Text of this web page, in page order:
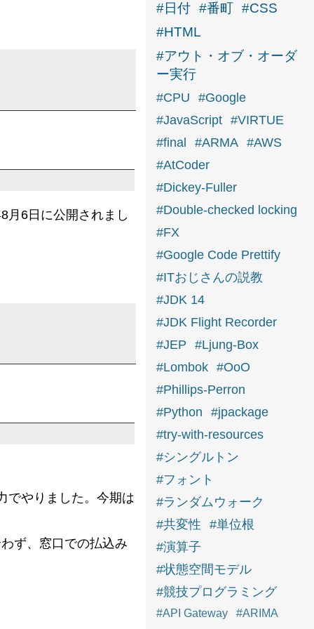
月6日に公開されまし
でやりました。今期は
ず、窓口での払込み
#日付 #番町 #CSS
#HTML
#アウト・オブ・オーダ
ー実行
#CPU
#Google
#JavaScript #VIRTUE
#final
#ARMA #AWS
#AtCoder
#Dickey-Fuller
#Double-checked locking
#FX
#Google Code Prettify
#ITおじさんの説教
#JDK 14
#JDK Flight Recorder
#JEP
#Ljung-Box
#Lombok #OoO
#Phillips-Perron
#Python
#jpackage
#try-with-resources
#シングルトン
#フォント
#ランダムウォーク
#共変性
#単位根
#演算子
#状態空間モデル
#競技プログラミング
#API Gateway
#ARIMA